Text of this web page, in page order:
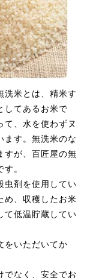
洗米とは、精米す
してあるお米で
て、水を使わずヌ
ます。無洗米のな
すが、百匠屋の無
。
虫剤を使用してい
め、収穫したお米
て低温貯蔵してい
をいただいてか
でなく、安全でお